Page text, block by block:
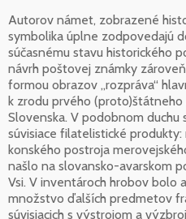
Autorov námet, zobrazené
symbolika úplne zodpovedajú
súčasnému stavu historického
návrh poštovej známky
formou obrazov „rozpráva“
k zrodu prvého
Slovenska. V podobnom duchu
súvisiace filatelistické
konského postroja
našlo na slovansko-avarskom
Vsi. V inventároch hrobov bolo
množstvo ďalších predmetov
súvisiacich s výstrojom a